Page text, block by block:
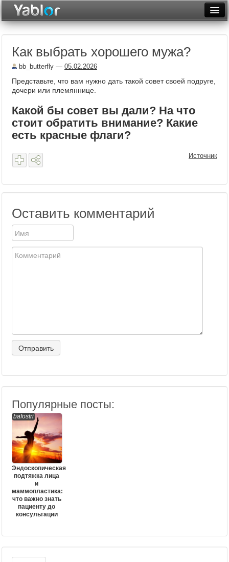
Неделя
Архив
Фототоп
Как выбрать хорошего мужа?
bb_butterfly — 05.02.2026
Представьте, что вам нужно дать такой совет своей подруге,
дочери или племяннице.
Какой бы совет вы дали? На что
стоит обратить внимание? Какие
есть красные флаги?
Источник
Оставить комментарий
Популярные посты:
bafostri
Эндоскопическая
подтяжка лица
и
маммопластика:
что важно знать
пациенту до
консультации